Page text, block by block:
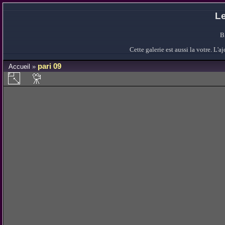
Cette galerie est aussi la votre.
Accueil » pari 09